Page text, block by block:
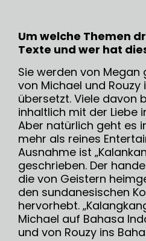
Um welche Themen
Texte und wer hat
Sie werden von Megan
von Michael und Rouzy
übersetzt. Viele davon
inhaltlich mit der Liebe
Aber natürlich geht es
mehr als reines
Ausnahme ist
geschrieben. Der
die von Geistern
den sundanesischen
hervorhebt.
Michael auf Bahasa
und von Rouzy ins